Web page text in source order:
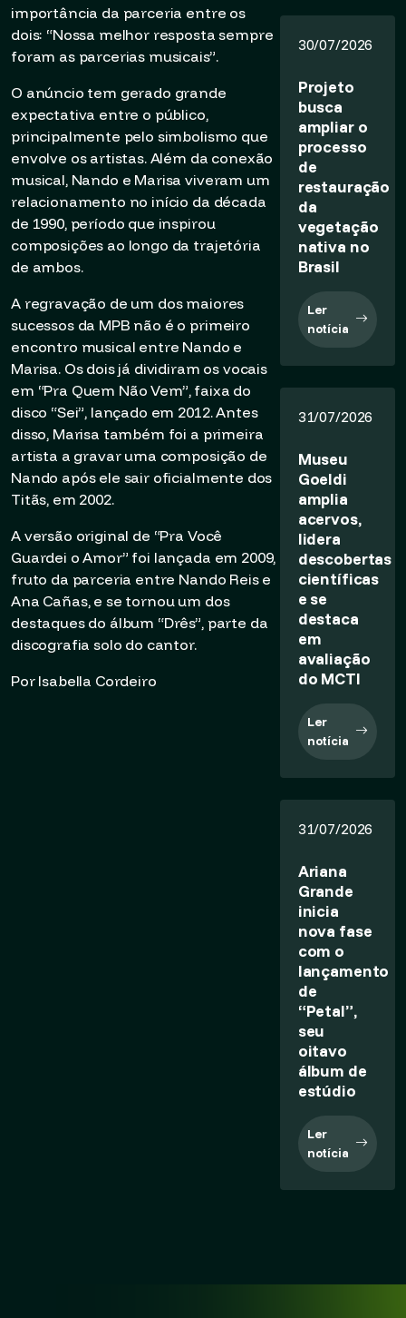
importância da parceria entre os
dois: “Nossa melhor resposta sempre
foram as parcerias musicais”.
O anúncio tem gerado grande
expectativa entre o público,
principalmente pelo simbolismo que
envolve os artistas. Além da conexão
musical, Nando e Marisa viveram um
relacionamento no início da década
de 1990, período que inspirou
composições ao longo da trajetória
de ambos.
A regravação de um dos maiores
sucessos da MPB não é o primeiro
encontro musical entre Nando e
Marisa. Os dois já dividiram os vocais
em “Pra Quem Não Vem”, faixa do
disco “Sei”, lançado em 2012. Antes
disso, Marisa também foi a primeira
artista a gravar uma composição de
Nando após ele sair oficialmente dos
Titãs, em 2002.
A versão original de “Pra Você
Guardei o Amor” foi lançada em 2009,
fruto da parceria entre Nando Reis e
Ana Cañas, e se tornou um dos
destaques do álbum “Drês”, parte da
discografia solo do cantor.
Por Isabella Cordeiro
30/07/2026
Projeto
busca
ampliar o
processo
de
restauração
da
vegetação
nativa no
Brasil
Ler
notícia
31/07/2026
Museu
Goeldi
amplia
acervos,
lidera
descobertas
científicas
e se
destaca
em
avaliação
do MCTI
Ler
notícia
31/07/2026
Ariana
Grande
inicia
nova fase
com o
lançamento
de
“Petal”,
seu
oitavo
álbum de
estúdio
Ler
notícia